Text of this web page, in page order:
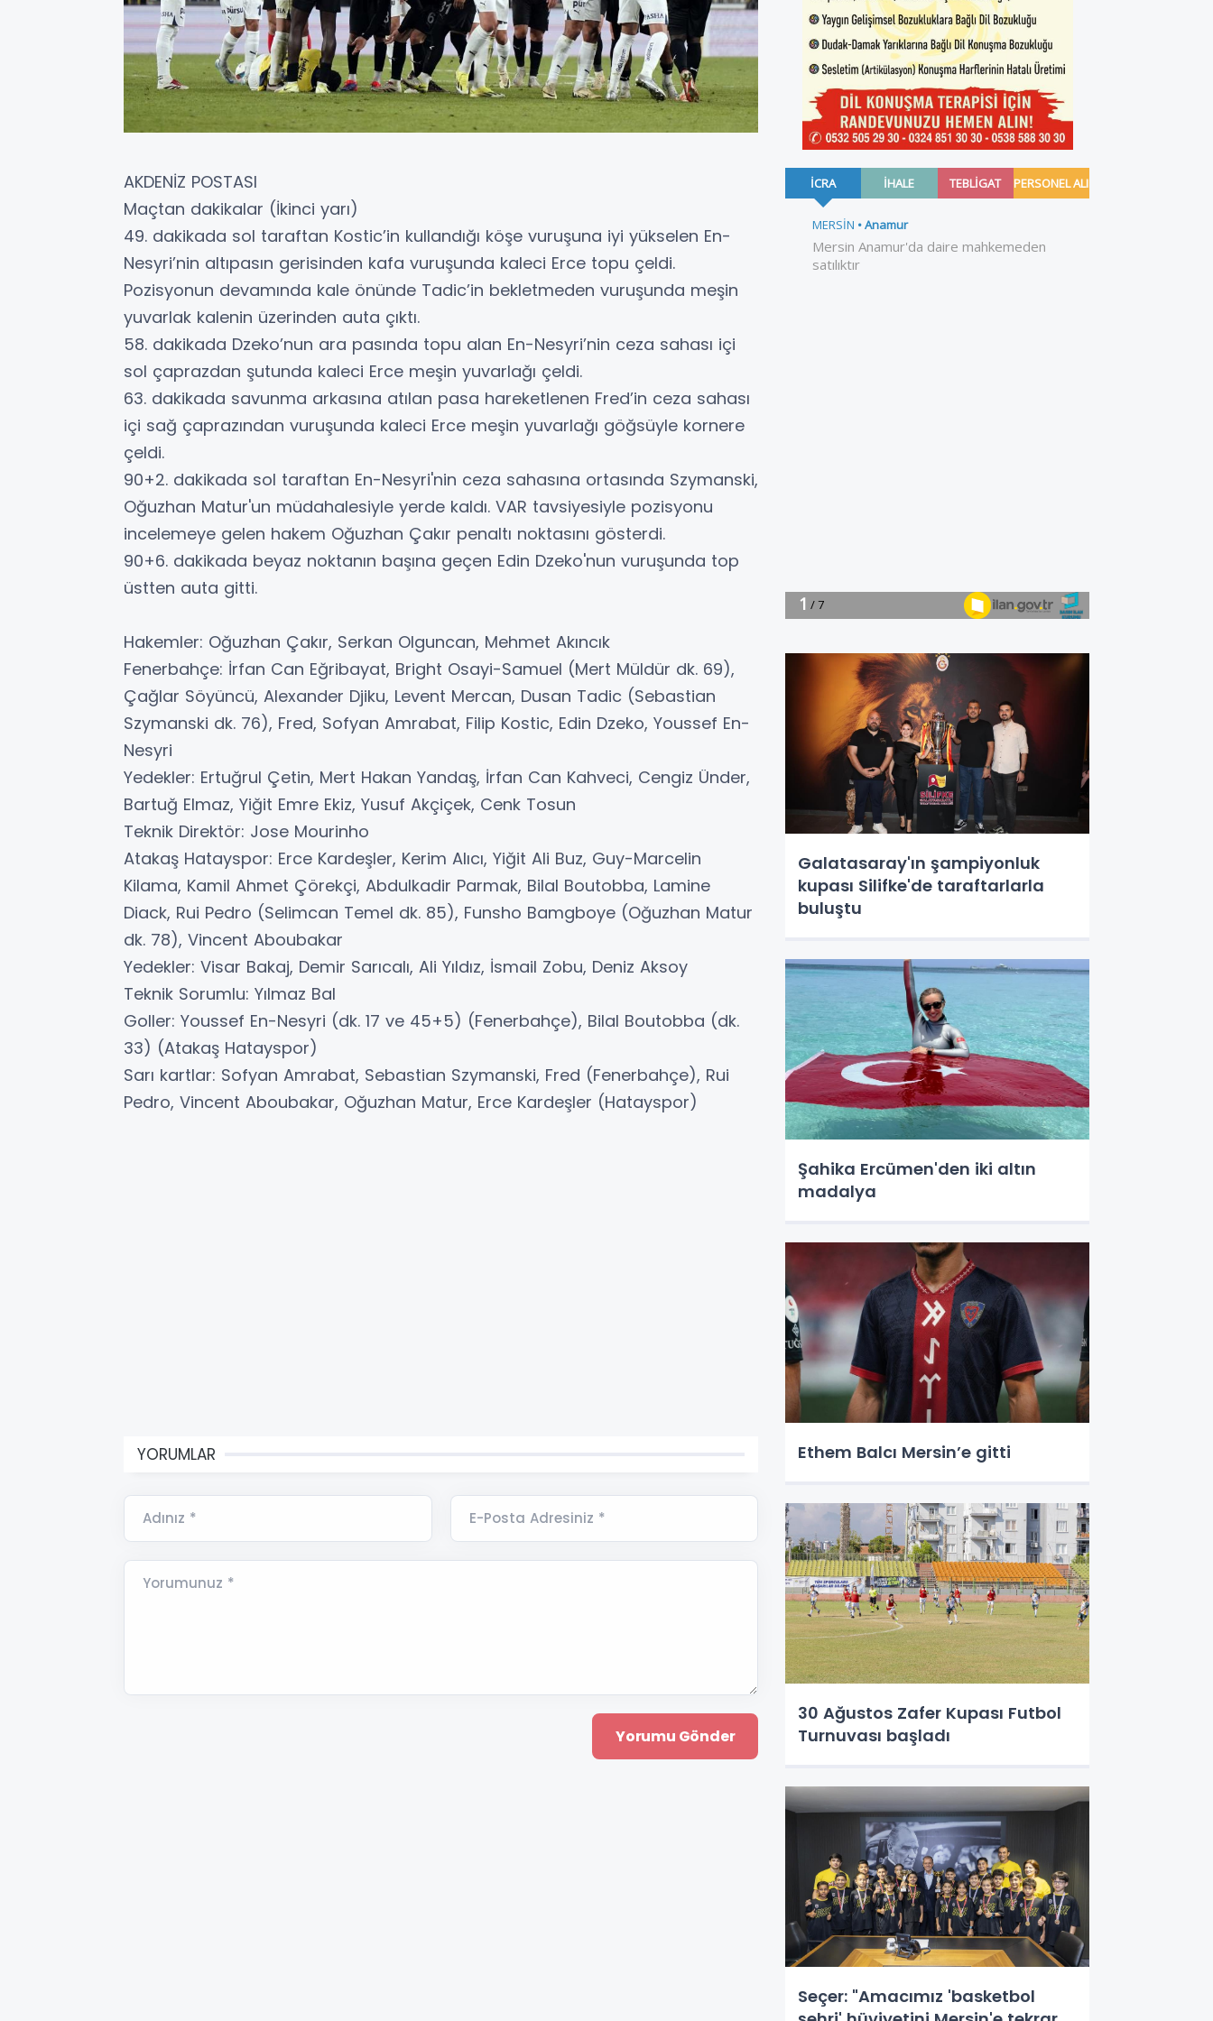
AKDENİZ POSTASI
Maçtan dakikalar (İkinci yarı)
49. dakikada sol taraftan Kostic’in kullandığı köşe vuruşuna iyi yükselen En-
Nesyri’nin altıpasın gerisinden kafa vuruşunda kaleci Erce topu çeldi.
Pozisyonun devamında kale önünde Tadic’in bekletmeden vuruşunda meşin
yuvarlak kalenin üzerinden auta çıktı.
58. dakikada Dzeko’nun ara pasında topu alan En-Nesyri’nin ceza sahası içi
sol çaprazdan şutunda kaleci Erce meşin yuvarlağı çeldi.
63. dakikada savunma arkasına atılan pasa hareketlenen Fred’in ceza sahası
içi sağ çaprazından vuruşunda kaleci Erce meşin yuvarlağı göğsüyle kornere
çeldi.
90+2. dakikada sol taraftan En-Nesyri'nin ceza sahasına ortasında Szymanski,
Oğuzhan Matur'un müdahalesiyle yerde kaldı. VAR tavsiyesiyle pozisyonu
incelemeye gelen hakem Oğuzhan Çakır penaltı noktasını gösterdi.
90+6. dakikada beyaz noktanın başına geçen Edin Dzeko'nun vuruşunda top
üstten auta gitti.
Hakemler: Oğuzhan Çakır, Serkan Olguncan, Mehmet Akıncık
Fenerbahçe: İrfan Can Eğribayat, Bright Osayi-Samuel (Mert Müldür dk. 69),
Çağlar Söyüncü, Alexander Djiku, Levent Mercan, Dusan Tadic (Sebastian
Szymanski dk. 76), Fred, Sofyan Amrabat, Filip Kostic, Edin Dzeko, Youssef En-
Nesyri
Yedekler: Ertuğrul Çetin, Mert Hakan Yandaş, İrfan Can Kahveci, Cengiz Ünder,
Bartuğ Elmaz, Yiğit Emre Ekiz, Yusuf Akçiçek, Cenk Tosun
Teknik Direktör: Jose Mourinho
Atakaş Hatayspor: Erce Kardeşler, Kerim Alıcı, Yiğit Ali Buz, Guy-Marcelin
Kilama, Kamil Ahmet Çörekçi, Abdulkadir Parmak, Bilal Boutobba, Lamine
Diack, Rui Pedro (Selimcan Temel dk. 85), Funsho Bamgboye (Oğuzhan Matur
dk. 78), Vincent Aboubakar
Yedekler: Visar Bakaj, Demir Sarıcalı, Ali Yıldız, İsmail Zobu, Deniz Aksoy
Teknik Sorumlu: Yılmaz Bal
Goller: Youssef En-Nesyri (dk. 17 ve 45+5) (Fenerbahçe), Bilal Boutobba (dk.
33) (Atakaş Hatayspor)
Sarı kartlar: Sofyan Amrabat, Sebastian Szymanski, Fred (Fenerbahçe), Rui
Pedro, Vincent Aboubakar, Oğuzhan Matur, Erce Kardeşler (Hatayspor)
YORUMLAR
Adınız * E-Posta Adresiniz *
Yorumunuz *
Galatasaray'ın şampiyonluk
kupası Silifke'de taraftarlarla
buluştu
Şahika Ercümen'den iki altın
madalya
Ethem Balcı Mersin’e gitti
30 Ağustos Zafer Kupası Futbol
Turnuvası başladı
Seçer: "Amacımız 'basketbol